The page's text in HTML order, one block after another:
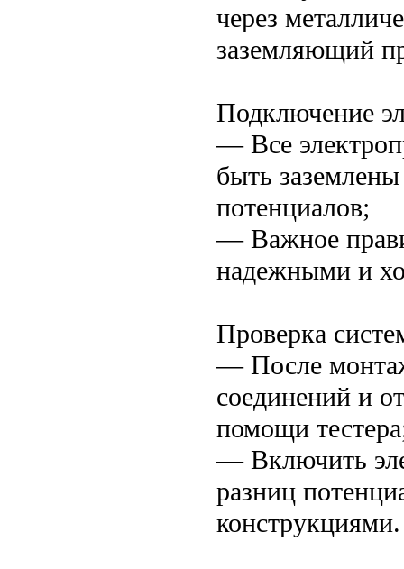
через
заземляющий
Подключение
— Все
быть
потенциалов;
— Важное
надежными и
Проверка
— После
соединений и
помощи
— Включить
разниц
конструкциями.